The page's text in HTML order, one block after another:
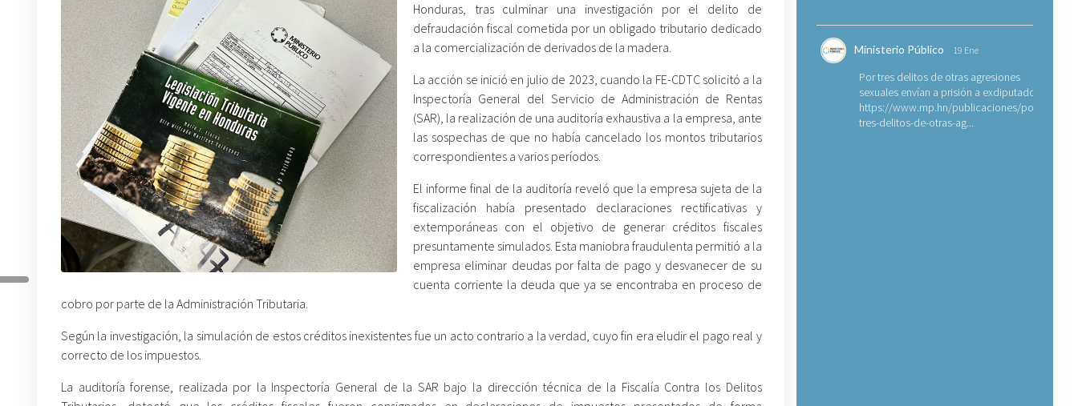
Honduras, tras culminar una investigación por el delito de
defraudación fiscal cometida por un obligado tributario dedicado
a la comercialización de derivados de la madera.
La acción se inició en julio de 2023, cuando la FE-CDTC solicitó a la
Inspectoría General del Servicio de Administración de Rentas
(SAR), la realización de una auditoría exhaustiva a la empresa, ante
las sospechas de que no había cancelado los montos tributarios
correspondientes a varios períodos.
El informe final de la auditoría reveló que la empresa sujeta de la
fiscalización había presentado declaraciones rectificativas y
extemporáneas con el objetivo de generar créditos fiscales
presuntamente simulados. Esta maniobra fraudulenta permitió a la
empresa eliminar deudas por falta de pago y desvanecer de su
cuenta corriente la deuda que ya se encontraba en proceso de
cobro por parte de la Administración Tributaria.
Según la investigación, la simulación de estos créditos inexistentes fue un acto contrario a la verdad, cuyo fin era eludir el pago real y
correcto de los impuestos.
La auditoría forense, realizada por la Inspectoría General de la SAR bajo la dirección técnica de la Fiscalía Contra los Delitos
Ministerio Público 19 Ene
Por tres delitos de otras agresiones
sexuales envían a prisión a exdiputado
https://www.mp.hn/publicaciones/por-
tres-delitos-de-otras-ag...